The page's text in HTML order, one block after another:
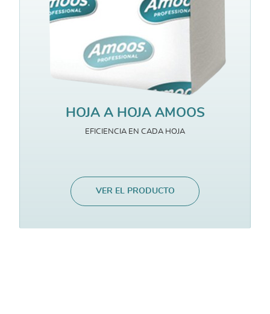
HOJA A HOJA AMOOS
EFICIENCIA EN CADA HOJA
VER EL PRODUCTO